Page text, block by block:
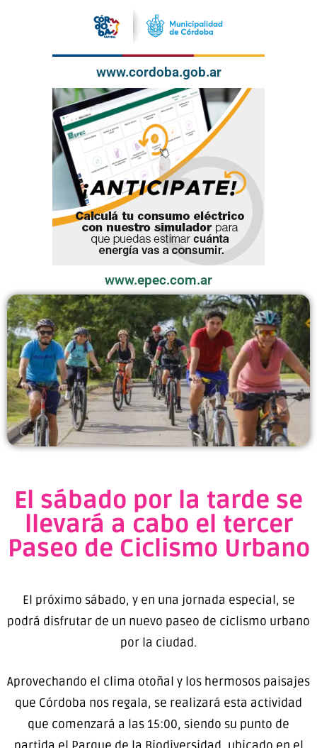
www.cordoba.gob.ar
www.epec.com.ar
El sábado por la tarde se
llevará a cabo el tercer
Paseo de Ciclismo Urbano
El próximo sábado, y en una jornada especial, se
podrá disfrutar de un nuevo paseo de ciclismo urbano
por la ciudad.
Aprovechando el clima otoñal y los hermosos paisajes
que Córdoba nos regala, se realizará esta actividad
que comenzará a las 15:00, siendo su punto de